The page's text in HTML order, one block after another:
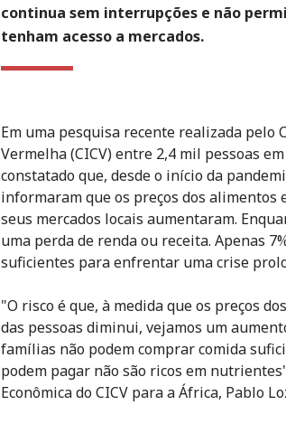
continua sem interrupções e não
tenham acesso a mercados.
Em uma pesquisa recente realizada pelo
Vermelha (CICV) entre 2,4 mil pessoas
constatado que, desde o início da
informaram que os preços dos alimentos
seus mercados locais aumentaram.
uma perda de renda ou receita. Apenas
suficientes para enfrentar uma crise
"O risco é que, à medida que os preços
das pessoas diminui, vejamos um
famílias não podem comprar comida
podem pagar não são ricos em
Econômica do CICV para a África, Pablo